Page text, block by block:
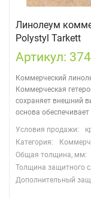
Линолеум
Polystyl Tarkett
Артикул:
Коммерческий
Коммерческая
сохраняет внешний
основа
Условия продажи:
Категория:
Общая толщина, мм:
Толщина защитного
Дополнительный